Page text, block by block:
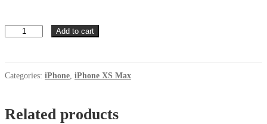
Futrola
Svetki
Max
Rozeva
Add to cart
Categories: iPhone iPhone XS Max
Related products